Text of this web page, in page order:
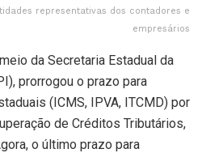
representativas dos contadores e
empresários
da Secretaria Estadual da
prorrogou o prazo para
(ICMS, IPVA, ITCMD) por
de Créditos Tributários,
o último prazo para